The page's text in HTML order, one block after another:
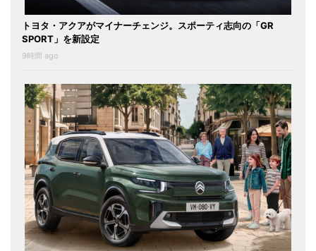
トヨタ・アクアがマイナーチェンジ。スポーティ志向の「GR
SPORT」を新設定
9時間 ago